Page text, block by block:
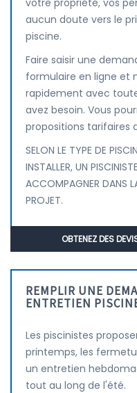
votre propriété, vos
aucun doute vers le
piscine.
Faire saisir une
formulaire en ligne et
rapidement avec
avez besoin. Vous
propositions tarifaires
SELON LE TYPE DE
INSTALLER, UN
ACCOMPAGNER DANS
PROJET.
OBTENEZ DES
REMPLIR UNE
ENTRETIEN
Les piscinistes
printemps, les
un entretien
tout au long de l'été.